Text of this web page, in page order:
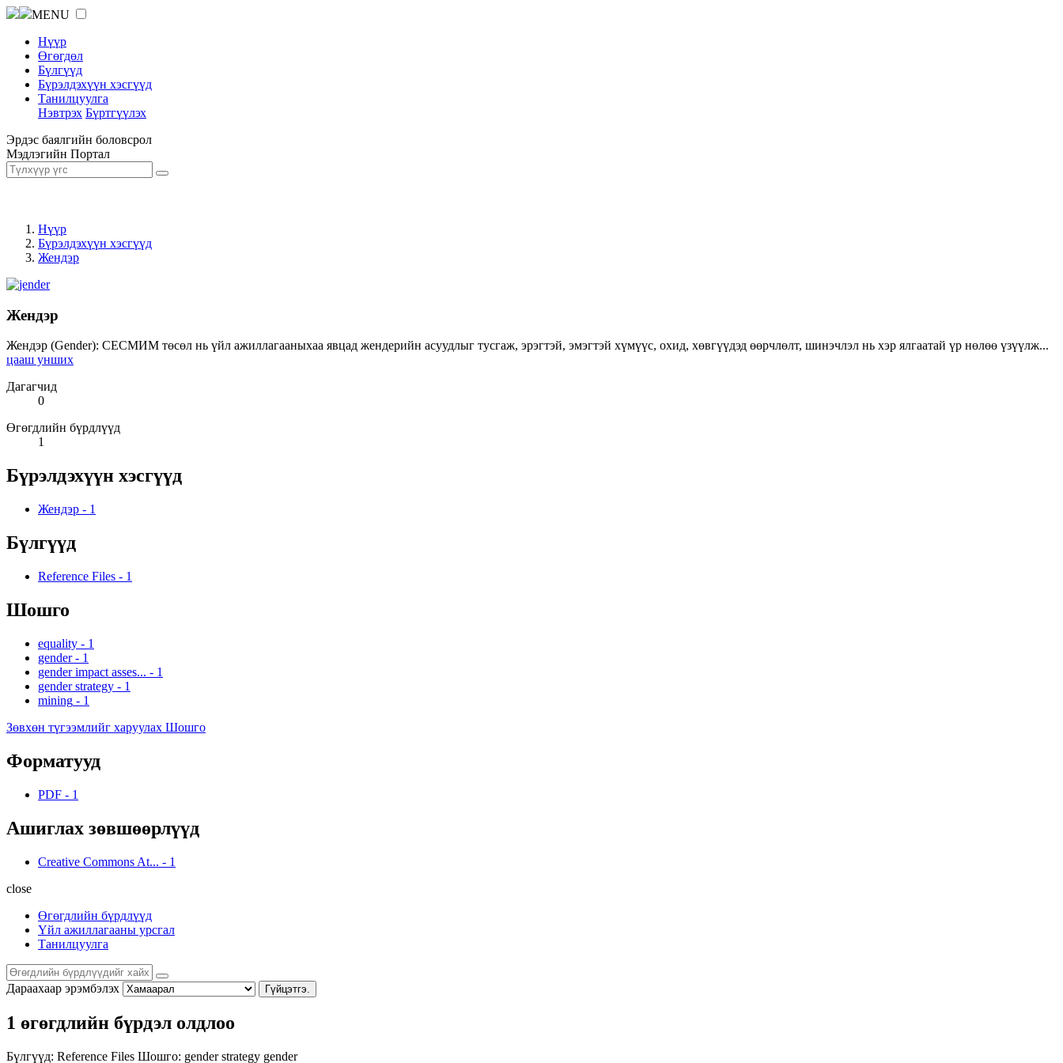
MENU
Нүүр
Өгөгдөл
Бүлгүүд
Бүрэлдэхүүн хэсгүүд
Танилцуулга
Нэвтрэх Бүртгүүлэх
Эрдэс баялгийн боловсрол
Мэдлэгийн Портал
Нүүр
Бүрэлдэхүүн хэсгүүд
Жендэр
Жендэр
Жендэр (Gender): СЕСМИМ төсөл нь үйл ажиллагааныхаа явцад жендерийн асуудлыг тусгаж, эрэгтэй, эмэгтэй хүмүүс, охид, хөвгүүдэд өөрчлөлт, шинэчлэл нь хэр ялгаатай үр нөлөө үзүүлж...
цааш унших
Дагагчид
0
Өгөгдлийн бүрдлүүд
1
Бүрэлдэхүүн хэсгүүд
Жендэр - 1
Бүлгүүд
Reference Files - 1
Шошго
equality - 1
gender - 1
gender impact asses... - 1
gender strategy - 1
mining - 1
Зөвхөн түгээмлийг харуулах Шошго
Форматууд
PDF - 1
Ашиглах зөвшөөрлүүд
Creative Commons At... - 1
close
Өгөгдлийн бүрдлүүд
Үйл ажиллагааны урсгал
Танилцуулга
Дараахаар эрэмбэлэх Гүйцэтгэ.
1 өгөгдлийн бүрдэл олдлоо
Бүлгүүд: Reference Files Шошго: gender strategy gender